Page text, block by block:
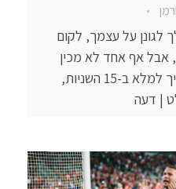
לגונן על עצמך, לקום
אבל אף אחד לא מכין
אותך לכמות המשימות שצריך למלא ב-15 השניות,
| דעה